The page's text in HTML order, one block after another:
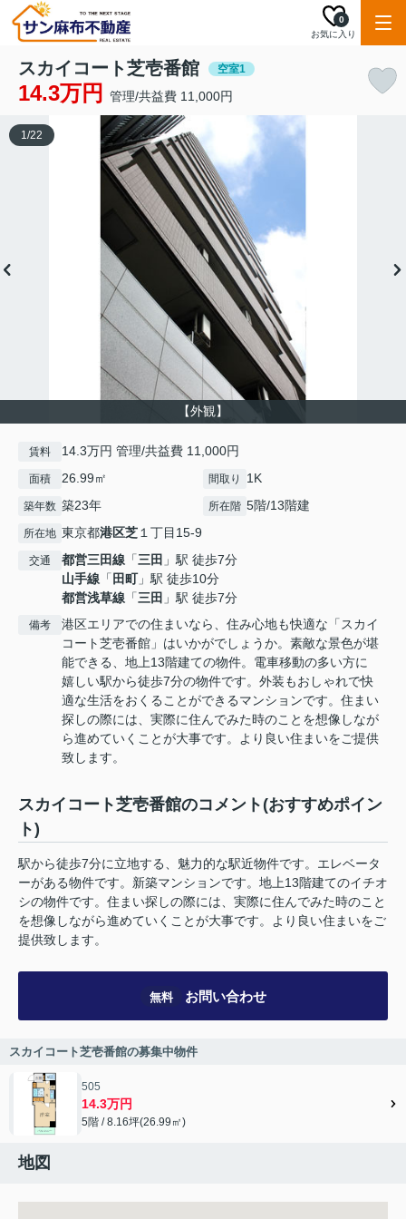
お気に入り
0
スカイコート芝壱番館 空室1
14.3万円 管理/共益費 11,000円
【外観】
1/22
賃料 14.3万円 管理/共益費 11,000円
面積 26.99㎡ 間取り 1K
築年数 築23年 所在階 5階/13階建
所在地 東京都港区芝１丁目15-9
交通 都営三田線 「三田 」駅 徒歩7分
山手線 「 田町」駅 徒歩10分
都営浅草線 「三田 」駅 徒歩7分
備考
港区エリアでの住まいなら、住み心地も快適な「スカイ
コート芝壱番館」はいかがでしょうか。素敵な景色が堪
能できる、地上13階建ての物件。電車移動の多い方に
嬉しい駅から徒歩7分の物件です。外装もおしゃれで快
適な生活をおくることができるマンションです。住まい
探しの際には、実際に住んでみた時のことを想像しなが
ら進めていくことが大事です。より良い住まいをご提供
致します。
スカイコート芝壱番館のコメント(おすすめポイン
ト)
駅から徒歩7分に立地する、魅力的な駅近物件です。エレベータ
ーがある物件です。新築マンションです。地上13階建てのイチオ
シの物件です。住まい探しの際には、実際に住んでみた時のこと
を想像しながら進めていくことが大事です。より良い住まいをご
提供致します。
無料 お問い合わせ
スカイコート芝壱番館の募集中物件
505
14.3万円
5階 / 8.16坪(26.99㎡)
地図